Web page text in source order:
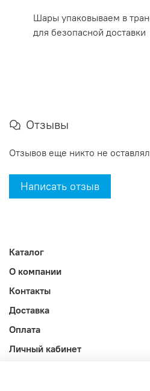
Шары упаковываем в
для безопасной доставки
Отзывы
Отзывов еще никто не оставлял
Написать отзыв
Каталог
О компании
Контакты
Доставка
Оплата
Личный кабинет